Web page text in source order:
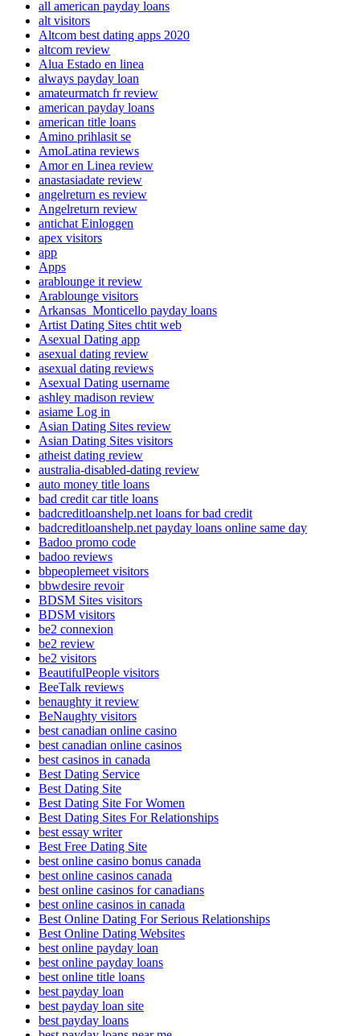
all american payday loans
alt visitors
Altcom best dating apps 2020
altcom review
Alua Estado en linea
always payday loan
amateurmatch fr review
american payday loans
american title loans
Amino prihlasit se
AmoLatina reviews
Amor en Linea review
anastasiadate review
angelreturn es review
Angelreturn review
antichat Einloggen
apex visitors
app
Apps
arablounge it review
Arablounge visitors
Arkansas_Monticello payday loans
Artist Dating Sites chtit web
Asexual Dating app
asexual dating review
asexual dating reviews
Asexual Dating username
ashley madison review
asiame Log in
Asian Dating Sites review
Asian Dating Sites visitors
atheist dating review
australia-disabled-dating review
auto money title loans
bad credit car title loans
badcreditloanshelp.net loans for bad credit
badcreditloanshelp.net payday loans online same day
Badoo promo code
badoo reviews
bbpeoplemeet visitors
bbwdesire revoir
BDSM Sites visitors
BDSM visitors
be2 connexion
be2 review
be2 visitors
BeautifulPeople visitors
BeeTalk reviews
benaughty it review
BeNaughty visitors
best canadian online casino
best canadian online casinos
best casinos in canada
Best Dating Service
Best Dating Site
Best Dating Site For Women
Best Dating Sites For Relationships
best essay writer
Best Free Dating Site
best online casino bonus canada
best online casinos canada
best online casinos for canadians
best online casinos in canada
Best Online Dating For Serious Relationships
Best Online Dating Websites
best online payday loan
best online payday loans
best online title loans
best payday loan
best payday loan site
best payday loans